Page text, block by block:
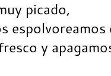
picado,
espolvoreamos
y